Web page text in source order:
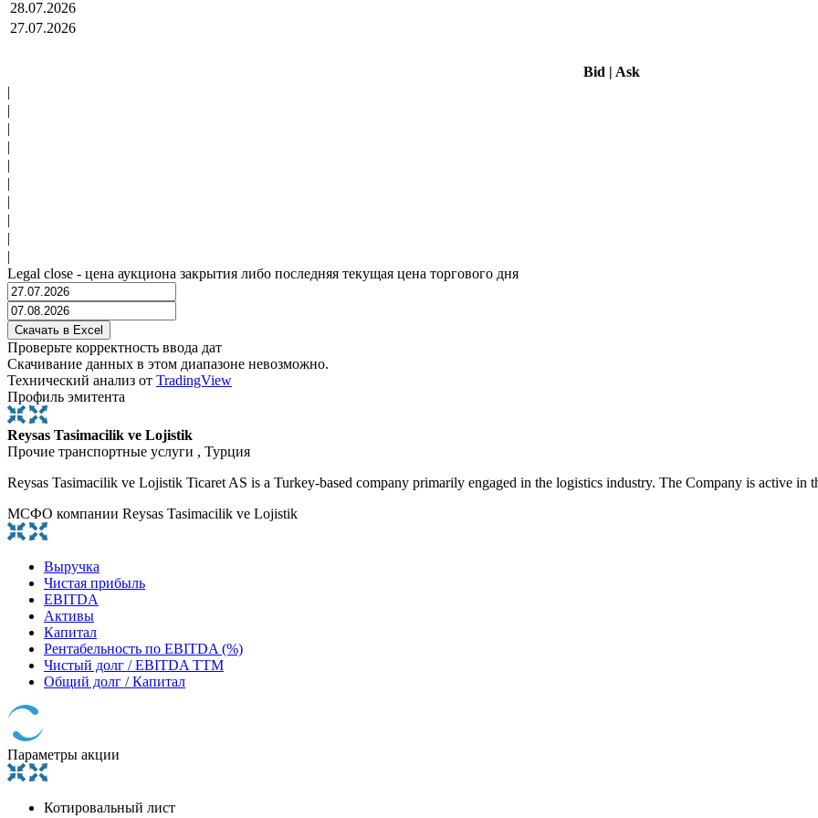
28.07.2026
27.07.2026
Bid | Ask
|
|
|
|
|
|
|
|
|
|
Legal close - цена аукциона закрытия либо последняя текущая цена торгового дня
Проверьте корректность ввода дат
Скачивание данных в этом диапазоне невозможно.
Технический анализ от TradingView
Профиль эмитента
Reysas Tasimacilik ve Lojistik
Прочие транспортные услуги , Турция
Reysas Tasimacilik ve Lojistik Ticaret AS is a Turkey-based company primarily engaged in the logistics industry. The Company is active in
МСФО компании Reysas Tasimacilik ve Lojistik
Выручка
Чистая прибыль
EBITDA
Активы
Капитал
Рентабельность по EBITDA (%)
Чистый долг / EBITDA TTM
Общий долг / Капитал
Параметры акции
Котировальный лист